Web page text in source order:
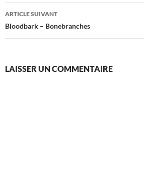
articles
ARTICLE SUIVANT
Bloodbark – Bonebranches
LAISSER UN COMMENTAIRE